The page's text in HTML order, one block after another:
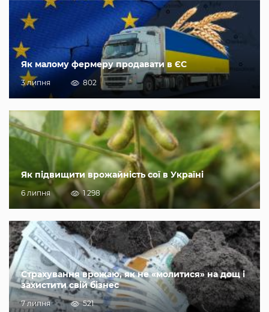
Як малому фермеру продавати в ЄС
3 липня 802
Як підвищити врожайність сої в Україні
6 липня 1 298
Страхування врожаю, як не «молитися» на дощ і
захистити свій бізнес
7 липня 521